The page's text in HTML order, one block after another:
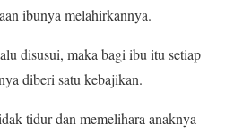
ibunya melahirkannya.
disusui, maka bagi ibu itu setiap
diberi satu kebajikan.
tidur dan memelihara anaknya